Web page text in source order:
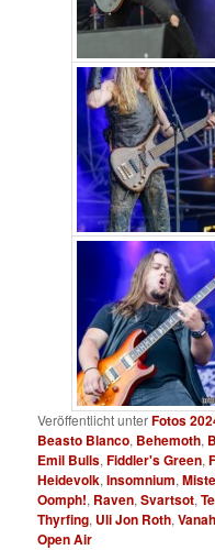
Veröffentlicht unterFotos
Beasto Blanco, Behemoth,
Emil Bulls,Fiddler's Green,
Heidevolk,Insomnium,
Oomph!, Raven,Svartsot,
Thyrfing, Uli Jon Roth,
Open Air